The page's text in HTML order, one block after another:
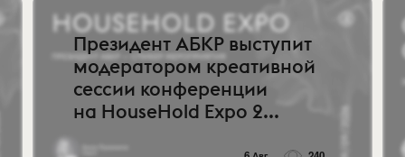
Президент АБКР выступит
модератором креативной
сессии конференции
на HouseHold Expo 2...